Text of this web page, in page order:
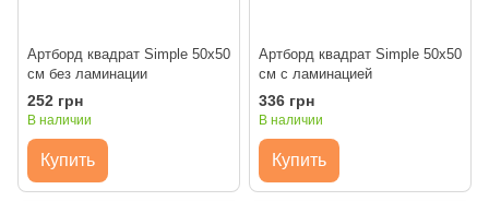
Артборд квадрат Simple 50х50
см без ламинации
252 грн
В наличии
Купить
Артборд квадрат Simple 50х50
см с ламинацией
336 грн
В наличии
Купить